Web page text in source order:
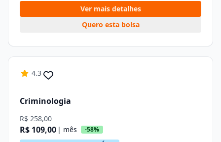
Ver mais detalhes
Quero esta bolsa
4.3
Criminologia
R$ 258,00
R$ 109,00 | mês -58%